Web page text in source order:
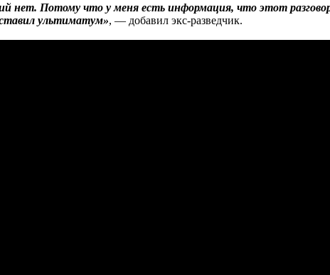
Потому что у меня есть информация, что этот разговор
ультиматум», — добавил экс-разведчик.